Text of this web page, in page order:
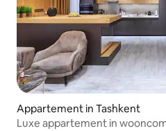
Appartement in Tashkent
Luxe appartement in